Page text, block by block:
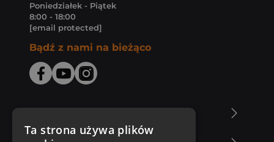
Poniedziałek - Piątek
8:00 - 18:00
[email protected]
Bądź z nami na bieżąco
Ta strona używa plików